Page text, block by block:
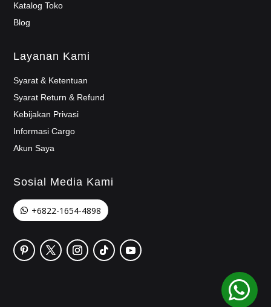
Katalog Toko
Blog
Layanan Kami
Syarat & Ketentuan
Syarat Return & Refund
Kebijakan Privasi
Informasi Cargo
Akun Saya
Sosial Media Kami
+6822-1654-4898
